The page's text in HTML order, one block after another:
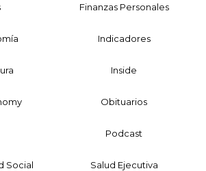
Finanzas Personales
Indicadores
Inside
Obituarios
Podcast
Social Salud Ejecutiva